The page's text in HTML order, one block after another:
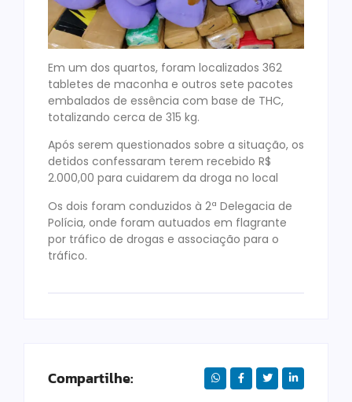
Em um dos quartos, foram localizados 362
tabletes de maconha e outros sete pacotes
embalados de essência com base de THC,
totalizando cerca de 315 kg.
Após serem questionados sobre a situação, os
detidos confessaram terem recebido R$
2.000,00 para cuidarem da droga no local
Os dois foram conduzidos à 2ª Delegacia de
Polícia, onde foram autuados em flagrante
por tráfico de drogas e associação para o
tráfico.
Compartilhe: